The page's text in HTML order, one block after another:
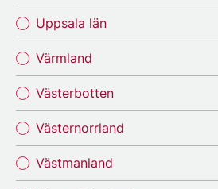
Uppsala län
Värmland
Västerbotten
Västernorrland
Västmanland